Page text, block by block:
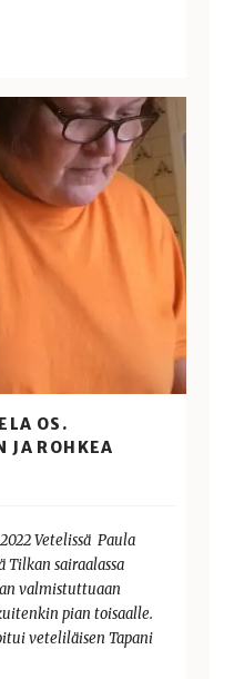
OS.
JA ROHKEA
Vetelissä Paula
sairaalassa
valmistuttuaan
pian toisaalle.
veteliläisen Tapani